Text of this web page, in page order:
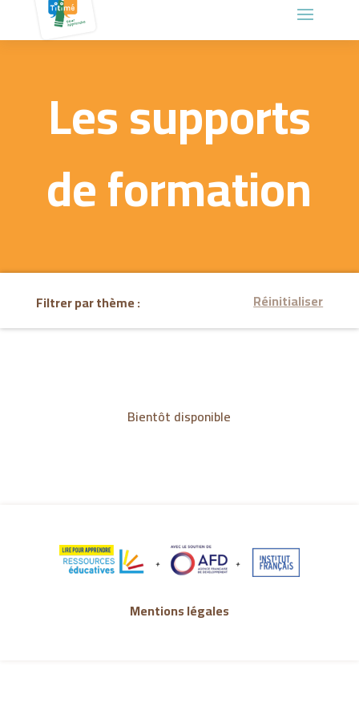
Les supports
de formation
Filtrer par thème : Réinitialiser
Bientôt disponible
Mentions légales